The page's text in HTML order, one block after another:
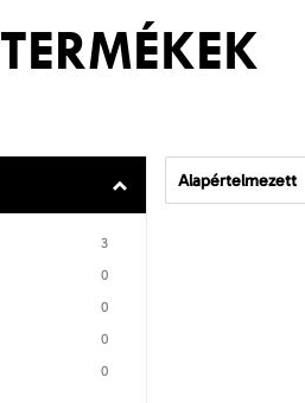
3
0
0
0
0
Alapértelmezett